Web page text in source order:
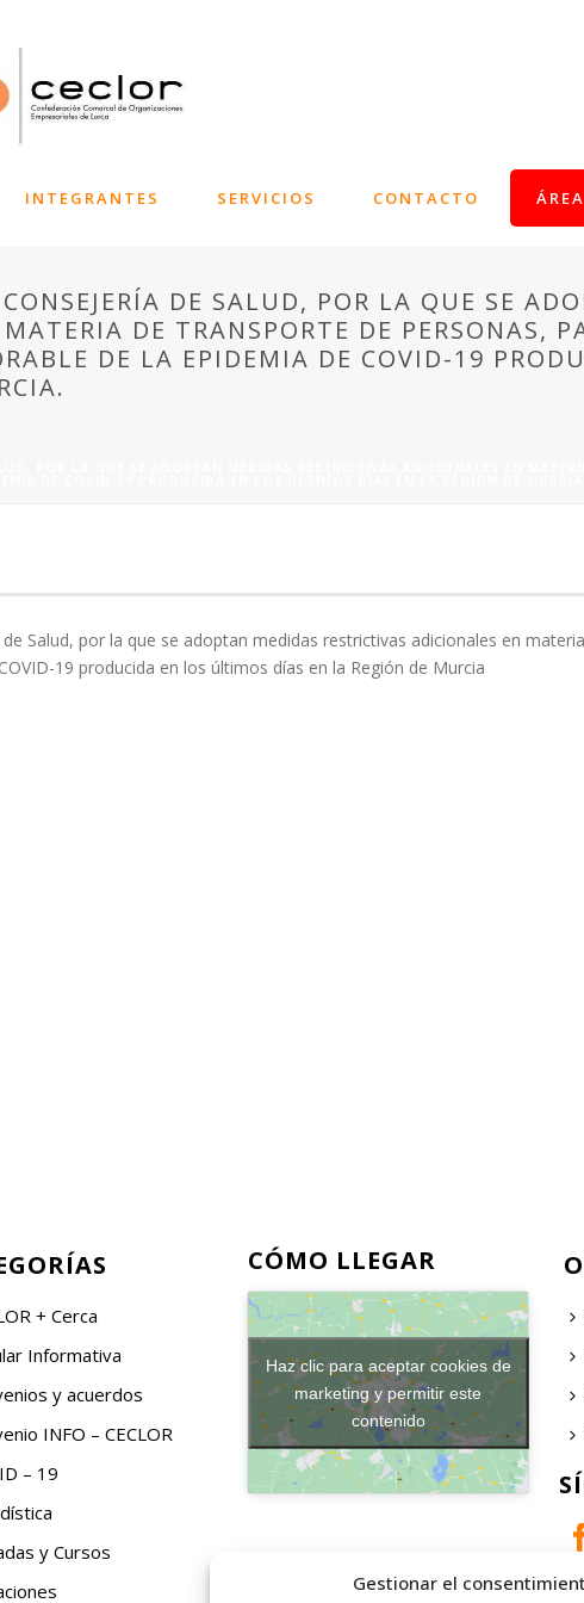
Gestionar el
INTEGRANTES SERVICIOS CONTACTO
DE SALUD, POR LA QUE SE
DE TRANSPORTE DE PERSONAS,
DE LA EPIDEMIA DE COVID-19
Salud, por la que se adoptan medidas restrictivas adicionales en
19 producida en los últimos días en la Región de Murcia
+ Cerca
Informativa
y acuerdos
INFO – CECLOR
– 19
y Cursos
CÓMO LLEGAR
Haz clic para aceptar cookies de
marketing y permitir este
contenido